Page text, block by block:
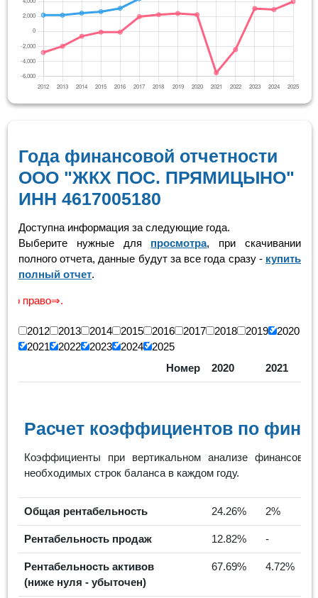
Года финансовой отчетности
ООО "ЖКХ ПОС. ПРЯМИЦЫНО"
ИНН 4617005180
Доступна информация за следующие года.
Выберите нужные для просмотра, при скачивании
полного отчета, данные будут за все года сразу - купить
полный отчет.
2012 2013 2014 2015 2016 2017 2018 2019
2020
2021
2022 2023 2024
2025
Номер
2020 2021
Расчет коэффициентов по
Коэффициенты при вертикальном анализе
необходимых строк баланса в каждом году.
Общая рентабельность 24.26% 2%
Рентабельность продаж 12.82% -
Рентабельность активов
(ниже нуля - убыточен)
67.69% 4.72%